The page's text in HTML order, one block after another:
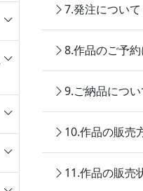
7.発注について
8.作品のご予
9.ご納品につい
10.作品の販売
11.作品の販売